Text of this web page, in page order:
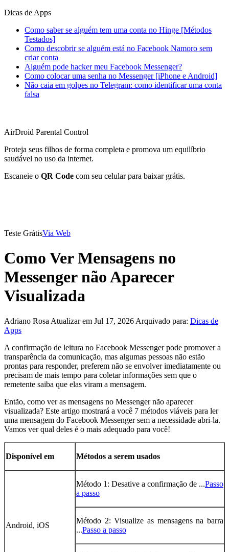
Dicas de Apps
Como saber se alguém tem uma conta no Hinge [Métodos
Testados]
Como descobrir se alguém está no Facebook Namoro sem
criar conta
Alguém pode hacker meu Facebook Messenger?
Como colocar uma senha no Messenger [iPhone e Android]
Não caia em golpes no Telegram: como identificar uma conta
falsa
AirDroid Parental Control
Proteja seus filhos de forma completa e promova um equilíbrio
saudável no uso da internet.
Escaneie o QR Code com seu celular para baixar grátis.
Teste GrátisVia Web
Como Ver Mensagens no
Messenger não Aparecer
Visualizada
Adriano Rosa Atualizar em Jul 17, 2026 Arquivado para: Dicas de
Apps
A confirmação de leitura no Facebook Messenger pode promover a
transparência da comunicação, mas algumas pessoas não estão
prontas para responder, preferem não se envolver imediatamente ou
precisam de mais tempo para coletar informações sem que o
remetente saiba que elas viram a mensagem.
Então, como ver as mensagens no Messenger não aparecer
visualizada? Este artigo mostrará a você 7 métodos viáveis para ler
uma mensagem do Facebook Messenger sem a necessidade abri-la.
Vamos ver qual deles é o mais adequado para você!
Disponível em Métodos a serem usados
Android, iOS
Método 1: Desative a confirmação de ...Passo
a passo
Método 2: Visualize as mensagens na barra
...Passo a passo